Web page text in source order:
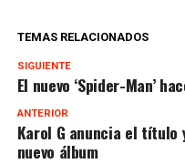
TEMAS RELACIONADOS
SIGUIENTE
El nuevo ‘Spider-Man’
ANTERIOR
Karol G anuncia el título
nuevo álbum